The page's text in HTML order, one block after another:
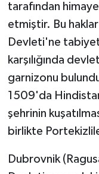
tarafından
etmiştir. Bu
Devleti'ne
karşılığında
garnizonu
1509'da
şehrinin
birlikte
Dubrovnik